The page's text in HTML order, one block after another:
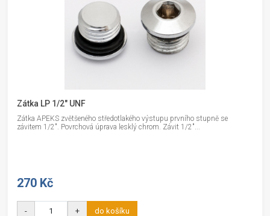
Zátka LP 1/2" UNF
Zátka APEKS zvětšeného středotlakého výstupu prvního stupně se
závitem 1/2". Povrchová úprava lesklý chrom. Závit 1/2"...
270 Kč
- + do košíku